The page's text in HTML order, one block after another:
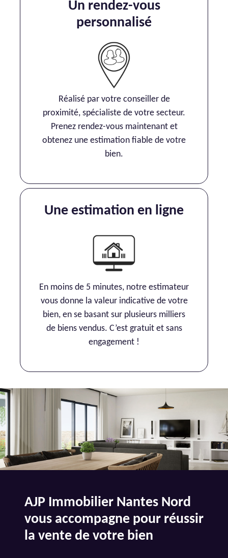
Un rendez-vous
personnalisé
Réalisé par votre conseiller de
proximité, spécialiste de votre secteur.
Prenez rendez-vous maintenant et
obtenez une estimation fiable de votre
bien.
Une estimation en ligne
En moins de 5 minutes, notre estimateur
vous donne la valeur indicative de votre
bien, en se basant sur plusieurs milliers
de biens vendus. C’est gratuit et sans
engagement !
AJP Immobilier Nantes Nord
vous accompagne pour réussir
la vente de votre bien